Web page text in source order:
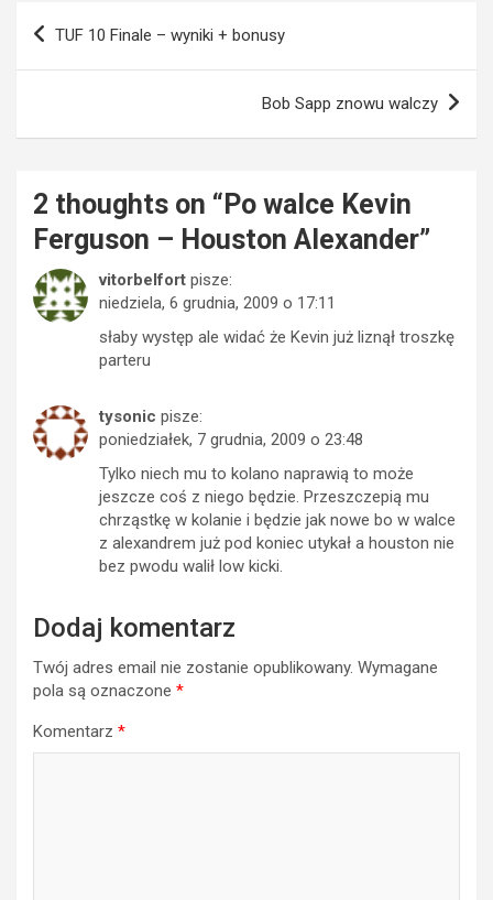
Nawigacja
TUF 10 Finale – wyniki + bonusy
Bob Sapp znowu walczy
2 thoughts on “ Po walce Kevin
Ferguson – Houston Alexander”
vitorbelfort pisze:
niedziela, 6 grudnia, 2009 o 17:11
słaby występ ale widać że Kevin już liznął troszkę
parteru
tysonic pisze:
poniedziałek, 7 grudnia, 2009 o 23:48
Tylko niech mu to kolano naprawią to może
jeszcze coś z niego będzie. Przeszczepią mu
chrząstkę w kolanie i będzie jak nowe bo w walce
z alexandrem już pod koniec utykał a houston nie
bez pwodu walił low kicki.
Dodaj komentarz
Twój adres email nie zostanie opublikowany. Wymagane
pola są oznaczone *
Komentarz *